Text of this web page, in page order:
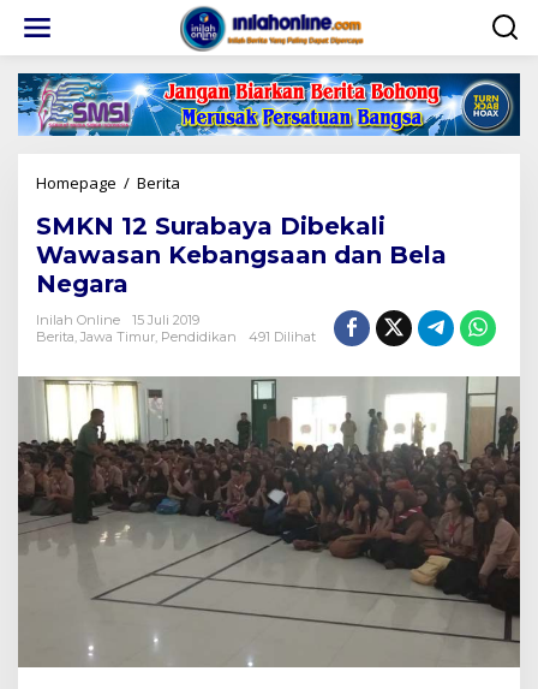
konten
Homepage / Berita
Surabaya
Dibekali
Wawasan
dan
Bela
SMKN 12 Surabaya Dibekali
Wawasan Kebangsaan dan Bela
Negara
Inilah Online
15 Juli 2019
Berita Jawa Timur Pendidikan 491 Dilihat